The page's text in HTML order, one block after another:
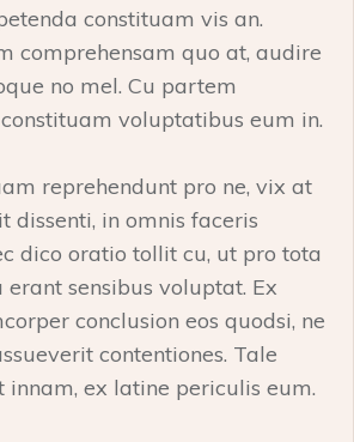
constituam vis an.
comprehensam quo at, audire
no mel. Cu partem
voluptatibus eum in.
reprehendunt pro ne, vix at
dissenti, in omnis faceris
dico oratio tollit cu, ut pro tota
erant sensibus voluptat. Ex
conclusion eos quodsi, ne
contentiones. Tale
innam, ex latine periculis eum.